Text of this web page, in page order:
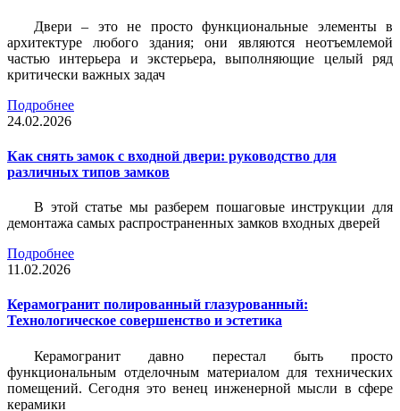
Двери – это не просто функциональные элементы в
архитектуре любого здания; они являются неотъемлемой
частью интерьера и экстерьера, выполняющие целый ряд
критически важных задач
Подробнее
24.02.2026
Как снять замок с входной двери: руководство для
различных типов замков
В этой статье мы разберем пошаговые инструкции для
демонтажа самых распространенных замков входных дверей
Подробнее
11.02.2026
Керамогранит полированный глазурованный:
Технологическое совершенство и эстетика
Керамогранит давно перестал быть просто
функциональным отделочным материалом для технических
помещений. Сегодня это венец инженерной мысли в сфере
керамики